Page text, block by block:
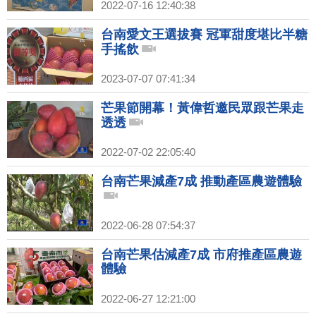
2022-07-16 12:40:38
台南愛文王選拔賽 冠軍甜度堪比半糖
手搖飲
2023-07-07 07:41:34
芒果節開幕！黃偉哲邀民眾跟芒果走
透透
2022-07-02 22:05:40
台南芒果減產7成 推動產區農遊體驗
2022-06-28 07:54:37
台南芒果估減產7成 市府推產區農遊
體驗
2022-06-27 12:21:00